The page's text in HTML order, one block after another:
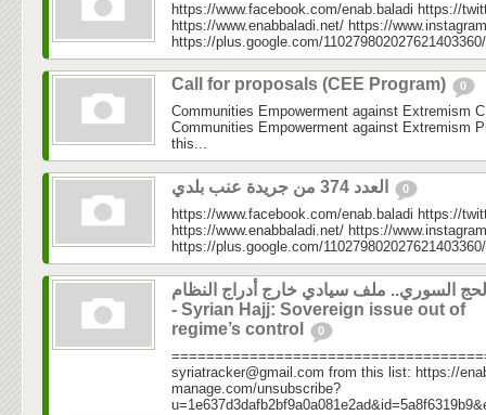
https://www.facebook.com/enab.baladi https://
https://www.enabbaladi.net/ https://
https://plus.google.com/
Call for proposals (CEE Program) 0
Communities Empowerment against Extremism
Communities Empowerment against Extremism
this...
0
https://www.facebook.com/enab.baladi https://
https://www.enabbaladi.net/ https://
https://plus.google.com/
السوري.. ملف سيادي خارج أدراج النظام
- Syrian Hajj: Sovereign issue out of
regime’s control
0
syriatracker@gmail.com from this list: https://
manage.com/unsubscribe?